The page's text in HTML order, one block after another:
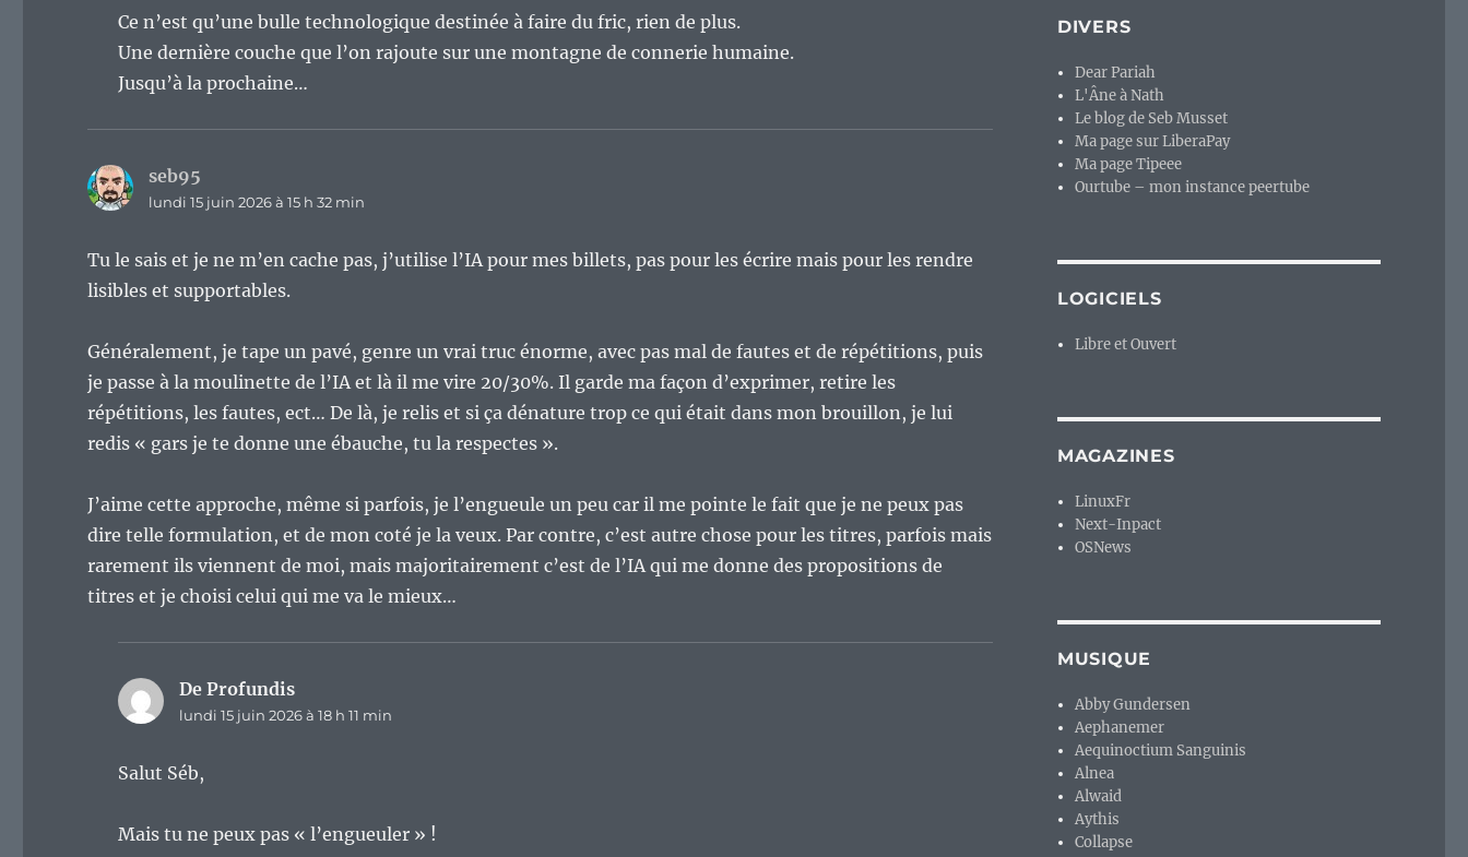
Ce n’est qu’une bulle technologique destinée à faire du fric, rien de plus.
Une dernière couche que l’on rajoute sur une montagne de connerie humaine.
Jusqu’à la prochaine…
seb95
lundi 15 juin 2026 à 15 h 32 min
Tu le sais et je ne m’en cache pas, j’utilise l’IA pour mes billets, pas pour les écrire mais pour les rendre
lisibles et supportables.
Généralement, je tape un pavé, genre un vrai truc énorme, avec pas mal de fautes et de répétitions, puis
je passe à la moulinette de l’IA et là il me vire 20/30%. Il garde ma façon d’exprimer, retire les
répétitions, les fautes, ect… De là, je relis et si ça dénature trop ce qui était dans mon brouillon, je lui
redis « gars je te donne une ébauche, tu la respectes ».
J’aime cette approche, même si parfois, je l’engueule un peu car il me pointe le fait que je ne peux pas
dire telle formulation, et de mon coté je la veux. Par contre, c’est autre chose pour les titres, parfois mais
rarement ils viennent de moi, mais majoritairement c’est de l’IA qui me donne des propositions de
titres et je choisi celui qui me va le mieux…
De Profundis
lundi 15 juin 2026 à 18 h 11 min
Salut Séb,
Mais tu ne peux pas « l’engueuler » !
DIVERS
Dear Pariah
L'Âne à Nath
Le blog de Seb Musset
Ma page sur LiberaPay
Ma page Tipeee
Ourtube – mon instance peertube
LOGICIELS
Libre et Ouvert
MAGAZINES
LinuxFr
Next-Inpact
OSNews
MUSIQUE
Abby Gundersen
Aephanemer
Aequinoctium Sanguinis
Alnea
Alwaid
Aythis
Collapse